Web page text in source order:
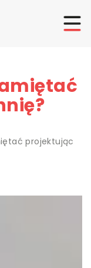
projektując